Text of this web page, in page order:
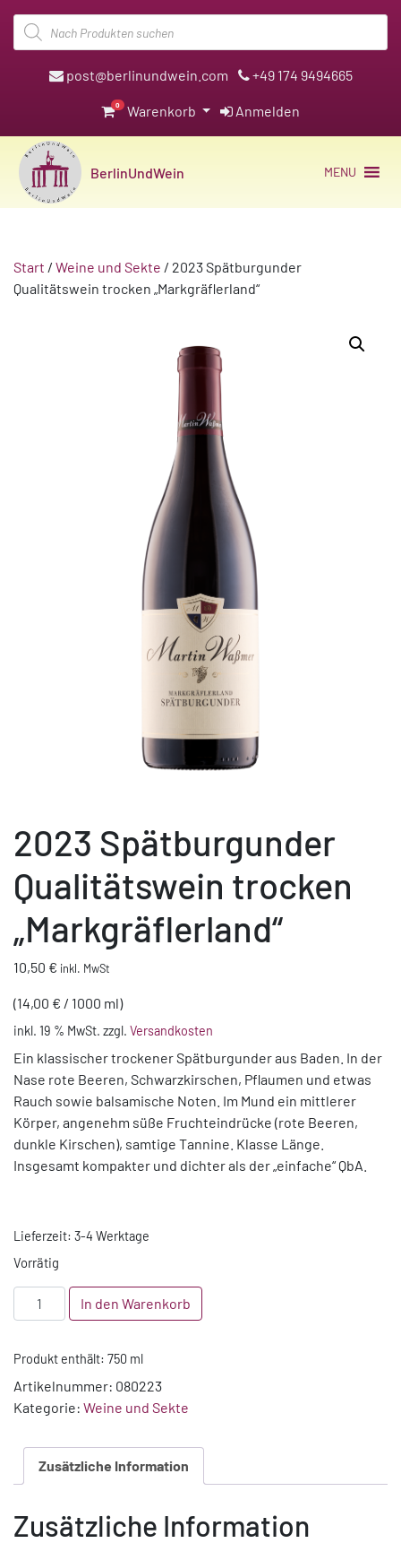
Products
search
post@berlinundwein.com +49 174 9494665
0 Warenkorb Anmelden
BerlinUndWein MENU
Start / Weine und Sekte / 2023 Spätburgunder
Qualitätswein trocken „Markgräflerland“
2023 Spätburgunder
Qualitätswein trocken
„Markgräflerland“
10,50 € inkl. MwSt
(14,00 € / 1000 ml)
inkl. 19 % MwSt. zzgl. Versandkosten
Ein klassischer trockener Spätburgunder aus Baden. In der
Nase rote Beeren, Schwarzkirschen, Pflaumen und etwas
Rauch sowie balsamische Noten. Im Mund ein mittlerer
Körper, angenehm süße Fruchteindrücke (rote Beeren,
dunkle Kirschen), samtige Tannine. Klasse Länge.
Insgesamt kompakter und dichter als der „einfache“ QbA.
Lieferzeit: 3-4 Werktage
Vorrätig
2023
Spätburgunder
trocken
"Markgräflerland"
Menge
In den Warenkorb
Produkt enthält: 750 ml
Artikelnummer: 080223
Kategorie: Weine und Sekte
Zusätzliche Information
Zusätzliche Information